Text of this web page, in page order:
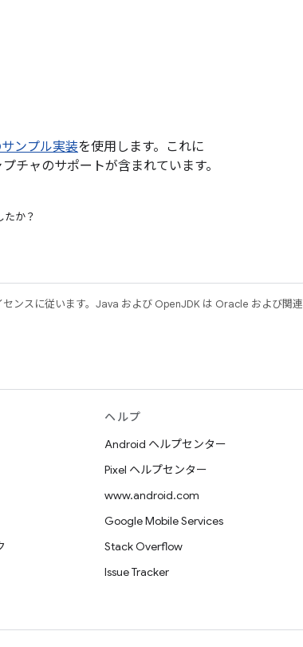
ンプル実装を使用します。これに
チャのサポートが含まれています。
たか？
センスに従います。Java および OpenJDK は Oracle および関連
ヘルプ
Android ヘルプセンター
Pixel ヘルプセンター
www.android.com
Google Mobile Services
Stack Overflow
Issue Tracker